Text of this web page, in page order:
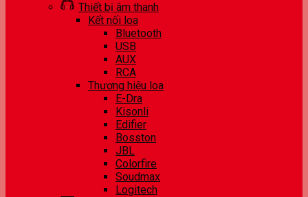
Thiết bị âm thanh
Kết nối loa
Bluetooth
USB
AUX
RCA
Thương hiệu loa
E-Dra
Kisonli
Edifier
Bosston
JBL
Colorfire
Soudmax
Logitech